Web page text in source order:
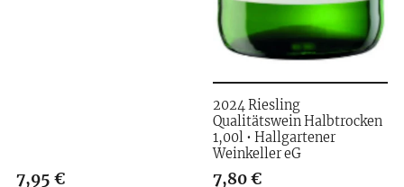
Verkaufspreis: 7,95 €
7,95 €
2024 Riesling
Qualitätswein Halbtrocken
1,00l • Hallgartener
Weinkeller eG
Verkaufspreis: 7,80 €
7,80 €